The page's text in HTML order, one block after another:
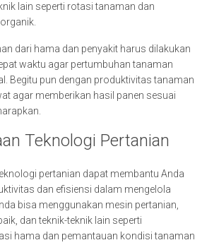
lain seperti rotasi tanaman dan
dari hama dan penyakit harus dilakukan
waktu agar pertumbuhan tanaman
Begitu pun dengan produktivitas tanaman
agar memberikan hasil panen sesuai
Teknologi Pertanian
pertanian dapat membantu Anda
dan efisiensi dalam mengelola
bisa menggunakan mesin pertanian,
dan teknik-teknik lain seperti
hama dan pemantauan kondisi tanaman